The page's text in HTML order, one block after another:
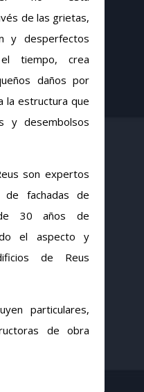
de las grietas,
y desperfectos
tiempo, crea
daños por
la estructura que
y desembolsos
son expertos
de fachadas de
30 años de
el aspecto y
de Reus
particulares,
de obra